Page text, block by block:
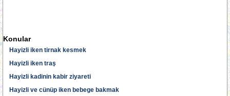
Konular
Hayizli iken tirnak kesmek
Hayizli iken traş
Hayizli kadinin kabir ziyareti
Hayizli ve cünüp iken bebege bakmak